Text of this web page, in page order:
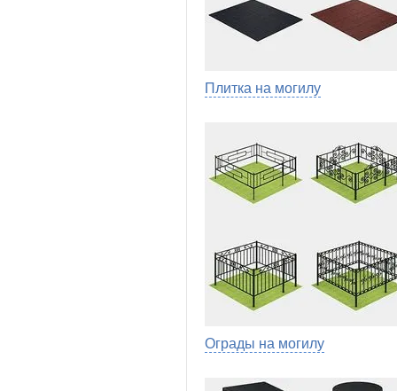
Плитка на могилу
Ограды на могилу